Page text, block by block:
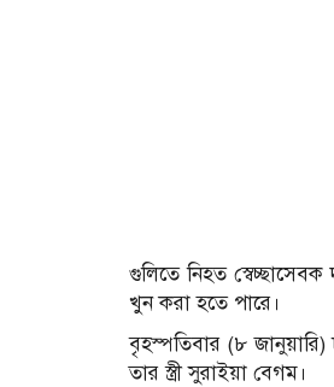
গুলিতে নিহত
খুন করা হতে পারে।
বৃহস্পতিবার (৮
তার স্ত্রী সুরাইয়া বেগম।